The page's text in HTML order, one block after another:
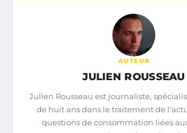
AUTEUR
JULIEN ROUSSEAU
Julien Rousseau est journaliste,
de huit ans dans le traitement de
questions de consommation liées